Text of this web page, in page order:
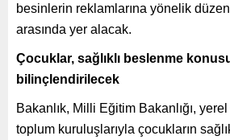
besinlerin reklamlarına yönelik
arasında yer alacak.
Çocuklar, sağlıklı beslenme
bilinçlendirilecek
Bakanlık, Milli Eğitim Bakanlığı,
toplum kuruluşlarıyla çocukların